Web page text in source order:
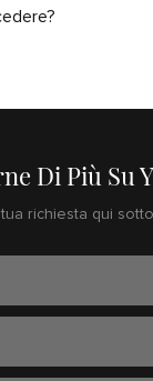
Di Più Su
richiesta qui